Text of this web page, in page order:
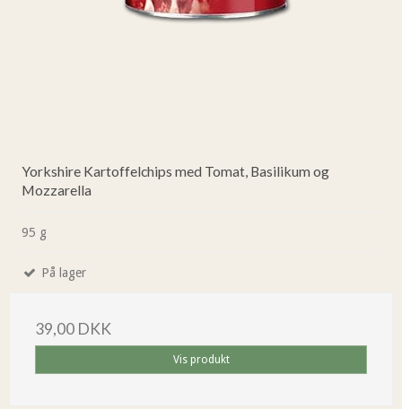
Yorkshire Kartoffelchips med Tomat, Basilikum og
Mozzarella
95 g
På lager
39,00 DKK
Vis produkt